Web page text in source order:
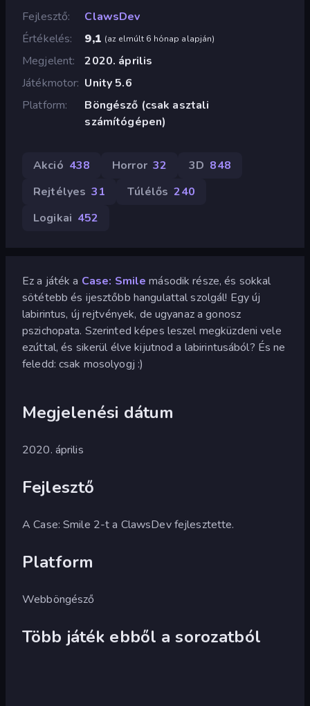
Fejlesztő
ClawsDev
Értékelés
9,1 (az elmúlt 6 hónap alapján)
Megjelent
2020. április
Játékmotor Unity 5.6
Platform
Böngésző (csak asztali
számítógépen)
Akció 438 Horror 32 3D 848
Rejtélyes 31 Túlélős 240
Logikai 452
Ez a játék a Case: Smile második része, és sokkal
sötétebb és ijesztőbb hangulattal szolgál! Egy új
labirintus, új rejtvények, de ugyanaz a gonosz
pszichopata. Szerinted képes leszel megküzdeni vele
ezúttal, és sikerül élve kijutnod a labirintusából? És ne
feledd: csak mosolyogj :)
Megjelenési dátum
2020. április
Fejlesztő
A Case: Smile 2-t a ClawsDev fejlesztette.
Platform
Webböngésző
Több játék ebből a sorozatból